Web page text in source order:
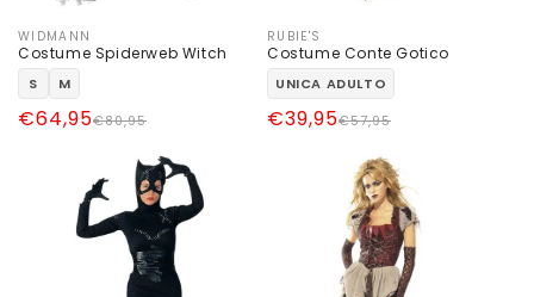
Produttore:
WIDMANN
Costume Spiderweb Witch
S M
Prezzo €80,95
Prezzo
€64,95
Produttore:
RUBIE'S
Costume Conte Gotico
UNICA ADULTO
Prezzo€57,95
Prezzo
€39,95